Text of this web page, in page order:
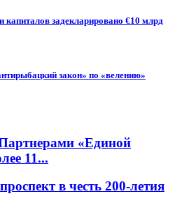
капиталов задекларировано €10 млрд
закон» по «велению»
«Единой
11...
в честь 200-летия